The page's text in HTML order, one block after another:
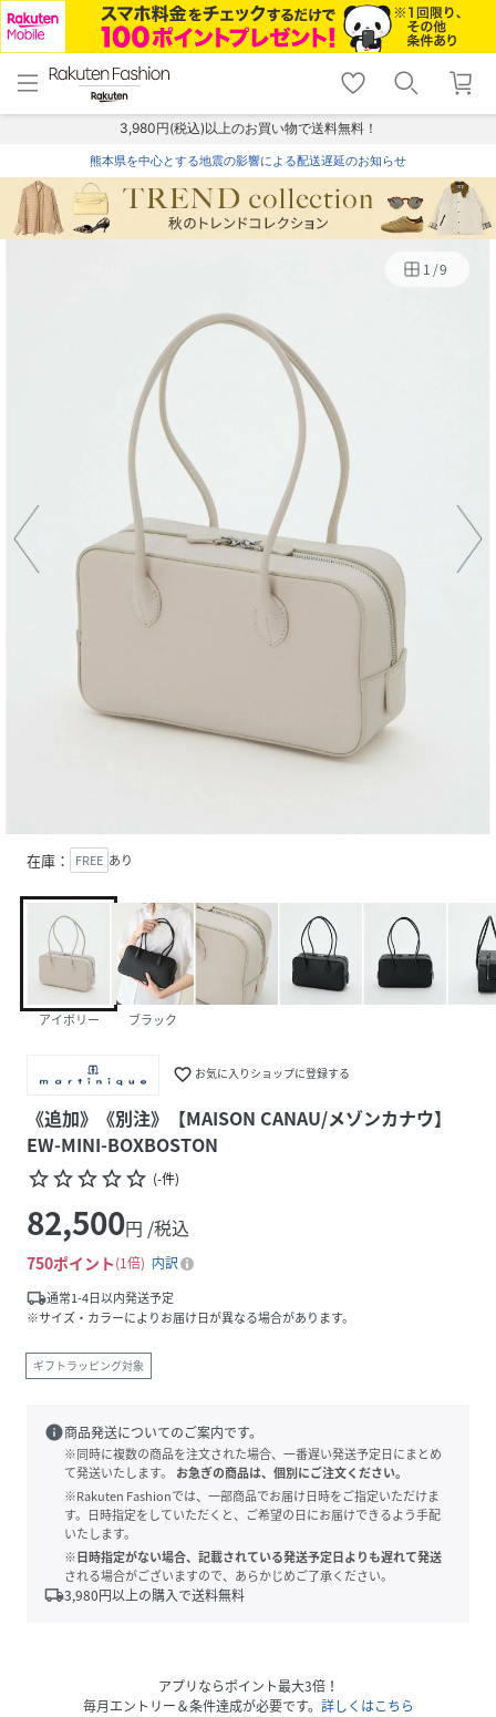
menu home
トップ
shopping_cart lock_outline
ログイン
3,980円(税込)以上のお買い物で送料無料！
熊本県を中心とする地震の影響による配送遅延のお知らせ
1 /9
在庫： FREE あり
アイボリー ブラック
favorite_border お気に入りショップに登録する
《追加》《別注》【MAISON CANAU/メゾンカナウ】
EW-MINI-BOXBOSTON
star_borderstar_borderstar_borderstar_borderstar_border (-件)
82,500円 /税込
750ポイント 1倍
内訳
local_shipping通常1-4日以内発送予定
※サイズ・カラーによりお届け日が異なる場合があります。
ギフトラッピング対象
info商品発送についてのご案内です。
※同時に複数の商品を注文された場合、一番遅い発送予定日にまとめ
て発送いたします。
お急ぎの商品は、個別にご注文ください。
※Rakuten Fashionでは、一部商品でお届け日時をご指定いただけま
す。日時指定をしていただくと、ご希望の日にお届けできるよう手配
いたします。
※日時指定がない場合、記載されている発送予定日よりも遅れて発送
される場合がございますので、あらかじめご了承ください。
local_shipping3,980円以上の購入で送料無料
アプリならポイント最大3倍！
毎月エントリー＆条件達成が必要です。 詳しくはこちら